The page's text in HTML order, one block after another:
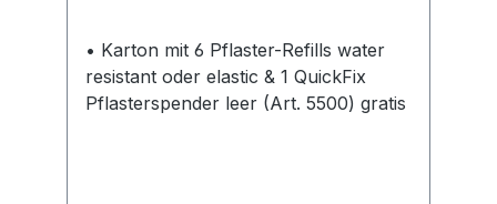
• Karton mit 6 Pflaster-Refills water
resistant oder elastic & 1 QuickFix
Pflasterspender leer (Art. 5500) gratis